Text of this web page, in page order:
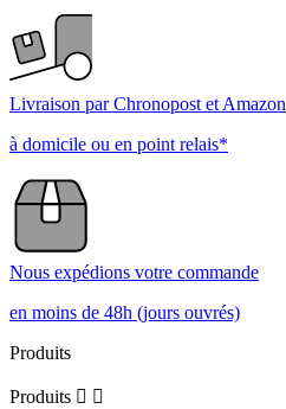
Livraison par Chronopost et Amazon
à domicile ou en point relais*
Nous expédions votre commande
en moins de 48h (jours ouvrés)
Produits
Produits  